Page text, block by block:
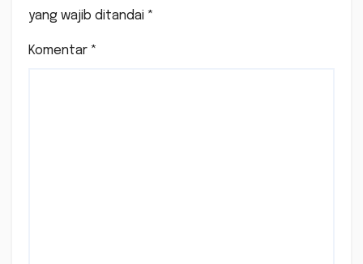
yang wajib ditandai *
Komentar *